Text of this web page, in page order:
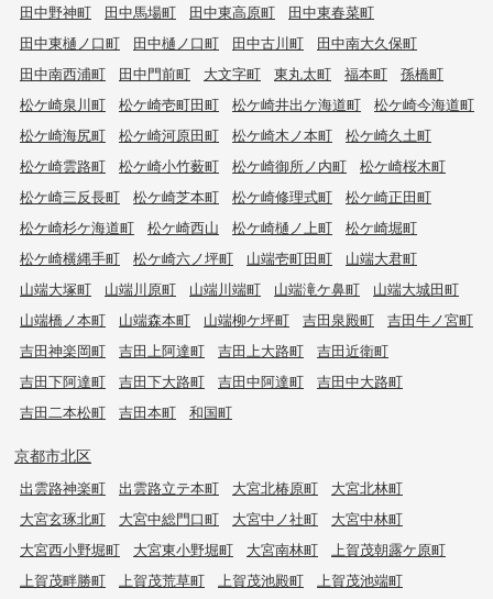
田中野神町
田中馬場町 田中東高原町
田中東春菜町
田中東樋ノ口町
田中樋ノ口町 田中古川町
田中南大久保町
田中南西浦町
田中門前町 大文字町 東丸太町 福本町
孫橋町
松ケ崎泉川町
松ケ崎壱町田町 松ケ崎井出ケ海道町
松ケ崎今海道町
松ケ崎海尻町
松ケ崎河原田町 松ケ崎木ノ本町
松ケ崎久土町
松ケ崎雲路町
松ケ崎小竹薮町 松ケ崎御所ノ内町
松ケ崎桜木町
松ケ崎三反長町
松ケ崎芝本町 松ケ崎修理式町
松ケ崎正田町
松ケ崎杉ケ海道町
松ケ崎西山 松ケ崎樋ノ上町
松ケ崎堀町
松ケ崎横縄手町
松ケ崎六ノ坪町 山端壱町田町
山端大君町
山端大塚町
山端川原町 山端川端町 山端滝ケ鼻町
山端大城田町
山端橋ノ本町
山端森本町 山端柳ケ坪町 吉田泉殿町
吉田牛ノ宮町
吉田神楽岡町
吉田上阿達町 吉田上大路町
吉田近衛町
吉田下阿達町
吉田下大路町 吉田中阿達町
吉田中大路町
吉田二本松町
吉田本町 和国町
京都市北区
出雲路神楽町 出雲路立テ本町 大宮北椿原町
大宮北林町
大宮玄琢北町
大宮中総門口町 大宮中ノ社町
大宮中林町
大宮西小野堀町
大宮東小野堀町 大宮南林町
上賀茂朝露ケ原町
上賀茂畔勝町
上賀茂荒草町 上賀茂池殿町
上賀茂池端町